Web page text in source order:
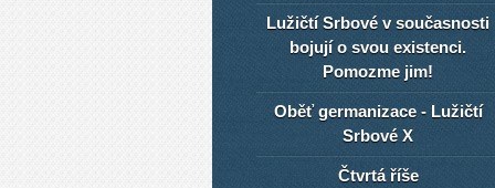
Lužičtí Srbové v současnosti
bojují o svou existenci.
Pomozme jim!
Oběť germanizace - Lužičtí
Srbové X
Čtvrtá říše